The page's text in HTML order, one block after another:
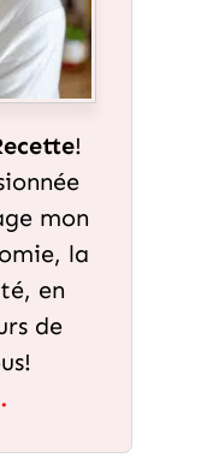
!
mon
la
en
de